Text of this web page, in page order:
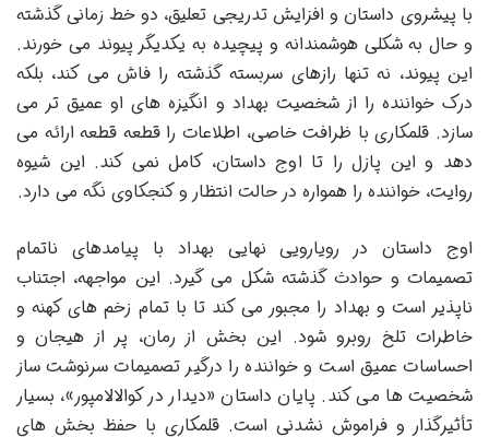
با پیشروی داستان و افزایش تدریجی تعلیق، دو خط زمانی گذشته
و حال به شکلی هوشمندانه و پیچیده به یکدیگر پیوند می خورند.
این پیوند، نه تنها رازهای سربسته گذشته را فاش می کند، بلکه
درک خواننده را از شخصیت بهداد و انگیزه های او عمیق تر می
سازد. قلمکاری با ظرافت خاصی، اطلاعات را قطعه قطعه ارائه می
دهد و این پازل را تا اوج داستان، کامل نمی کند. این شیوه
روایت، خواننده را همواره در حالت انتظار و کنجکاوی نگه می دارد.
اوج داستان در رویارویی نهایی بهداد با پیامدهای ناتمام
تصمیمات و حوادث گذشته شکل می گیرد. این مواجهه، اجتناب
ناپذیر است و بهداد را مجبور می کند تا با تمام زخم های کهنه و
خاطرات تلخ روبرو شود. این بخش از رمان، پر از هیجان و
احساسات عمیق است و خواننده را درگیر تصمیمات سرنوشت ساز
شخصیت ها می کند. پایان داستان «دیدار در کوالالامپور»، بسیار
تأثیرگذار و فراموش نشدنی است. قلمکاری با حفظ بخش های